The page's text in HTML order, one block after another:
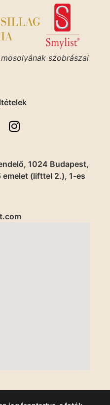
szobrászai
1024 Budapest,
(lifttel 2.), 1-es